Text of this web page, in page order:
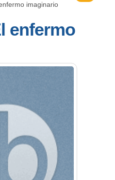
imaginario
enfermo